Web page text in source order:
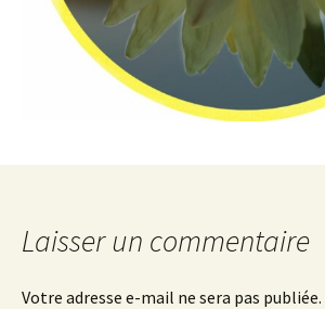
Laisser un commentaire
Votre adresse e-mail ne sera pas publiée.